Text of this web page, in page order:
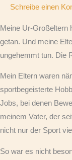
Schreibe einen
Meine Ur-Großeltern
getan. Und meine
ungehemmt tun. Die
Mein Eltern waren
sportbegeisterte
Jobs, bei denen
meinem Vater, der
nicht nur der Sport
So war es nicht